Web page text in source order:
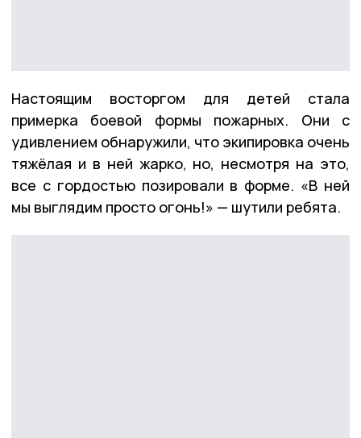
Настоящим восторгом для детей стала
примерка боевой формы пожарных. Они с
удивлением обнаружили, что экипировка очень
тяжёлая и в ней жарко, но, несмотря на это,
все с гордостью позировали в форме. «В ней
мы выглядим просто огонь!» — шутили ребята.